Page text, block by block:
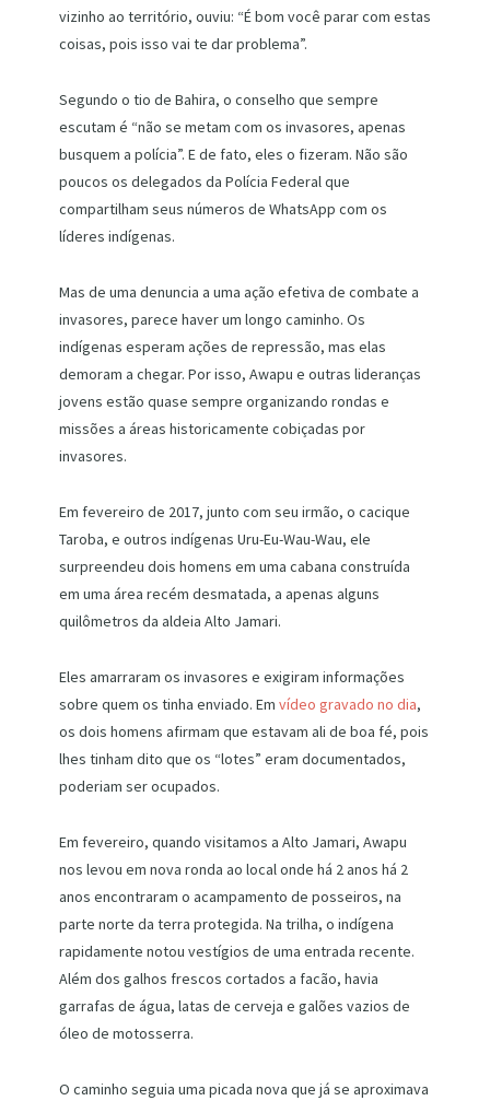
vizinho ao território, ouviu: “É bom você parar com estas
coisas, pois isso vai te dar problema”.
Segundo o tio de Bahira, o conselho que sempre
escutam é “não se metam com os invasores, apenas
busquem a polícia”. E de fato, eles o fizeram. Não são
poucos os delegados da Polícia Federal que
compartilham seus números de WhatsApp com os
líderes indígenas.
Mas de uma denuncia a uma ação efetiva de combate a
invasores, parece haver um longo caminho. Os
indígenas esperam ações de repressão, mas elas
demoram a chegar. Por isso, Awapu e outras lideranças
jovens estão quase sempre organizando rondas e
missões a áreas historicamente cobiçadas por
invasores.
Em fevereiro de 2017, junto com seu irmão, o cacique
Taroba, e outros indígenas Uru-Eu-Wau-Wau, ele
surpreendeu dois homens em uma cabana construída
em uma área recém desmatada, a apenas alguns
quilômetros da aldeia Alto Jamari.
Eles amarraram os invasores e exigiram informações
sobre quem os tinha enviado. Em vídeo gravado no dia,
os dois homens afirmam que estavam ali de boa fé, pois
lhes tinham dito que os “lotes” eram documentados,
poderiam ser ocupados.
Em fevereiro, quando visitamos a Alto Jamari, Awapu
nos levou em nova ronda ao local onde há 2 anos há 2
anos encontraram o acampamento de posseiros, na
parte norte da terra protegida. Na trilha, o indígena
rapidamente notou vestígios de uma entrada recente.
Além dos galhos frescos cortados a facão, havia
garrafas de água, latas de cerveja e galões vazios de
óleo de motosserra.
O caminho seguia uma picada nova que já se aproximava